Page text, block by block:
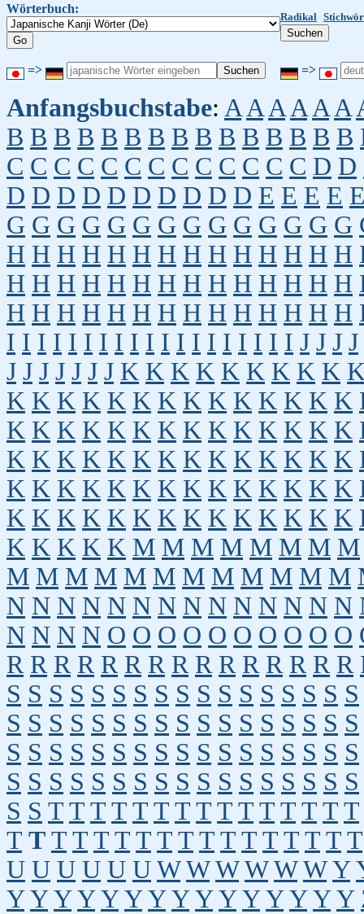
Wörterbuch:
Radikal
=> =>
Anfangsbuchstabe: A A A A A A
B B B B B B B B B B B B B B B
C C C C C C C C C C C C C D D
D D D D D D D D D D E E E E
G G G G G G G G G G G G G G
H H H H H H H H H H H H H H
H H H H H H H H H H H H H H
H H H H H H H H H H H H H H
I I I I I I I I I I I I I I I I I I I J J J J
J J J J J J J K K K K K K K K K
K K K K K K K K K K K K K K
K K K K K K K K K K K K K K
K K K K K K K K K K K K K K
K K K K K K K K K K K K K K
K K K K K K K K K K K K K K
K K K K K M M M M M M M M
M M M M M M M M M M M M
N N N N N N N N N N N N N N
N N N N O O O O O O O O O O
R R R R R R R R R R R R R R R
S S S S S S S S S S S S S S S S S
S S S S S S S S S S S S S S S S S
S S S S S S S S S S S S S S S S S
S S S S S S S S S S S S S S S S S
S S T T T T T T T T T T T T T T T
T T T T T T T T T T T T T T T T T
U U U U U U W W W W W W Y
Y Y Y Y Y Y Y Y Y Y Y Y Y Y Y